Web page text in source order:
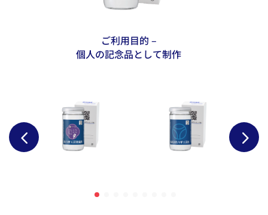
ご利用目的 –
個人の記念品として制作